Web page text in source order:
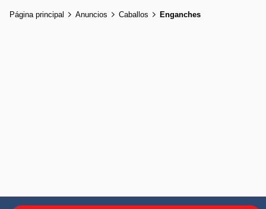
Página principal Anuncios Caballos Enganches